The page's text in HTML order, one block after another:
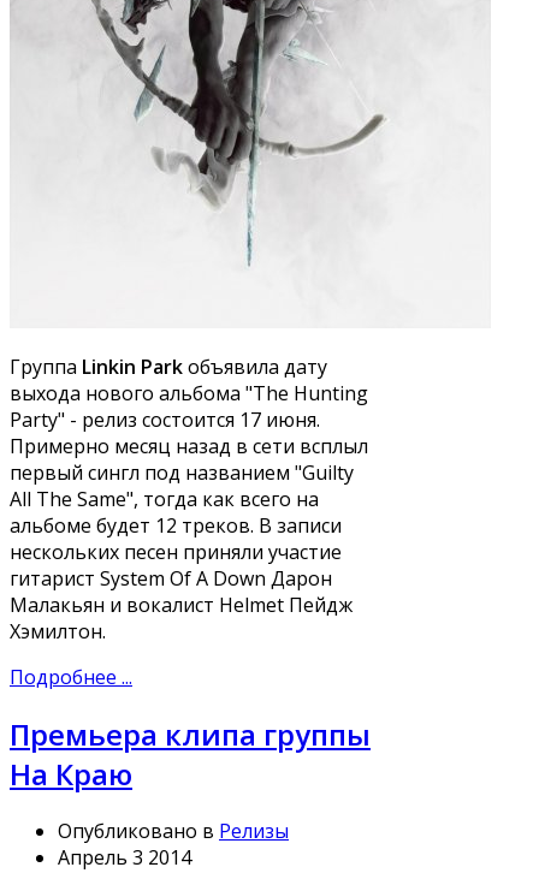
Группа Linkin Parkобъявила дату
выхода нового альбома "The Hunting
Party" - релиз состоится 17 июня.
Примерно месяц назад в сети всплыл
первый сингл под названием "Guilty
All The Same", тогда как всего на
альбоме будет 12 треков. В записи
нескольких песен приняли участие
гитарист System Of A Down Дарон
Малакьян и вокалист Helmet Пейдж
Хэмилтон.
Подробнее ...
Премьера клипа группы
На Краю
Опубликовано в Релизы
Апрель 3 2014